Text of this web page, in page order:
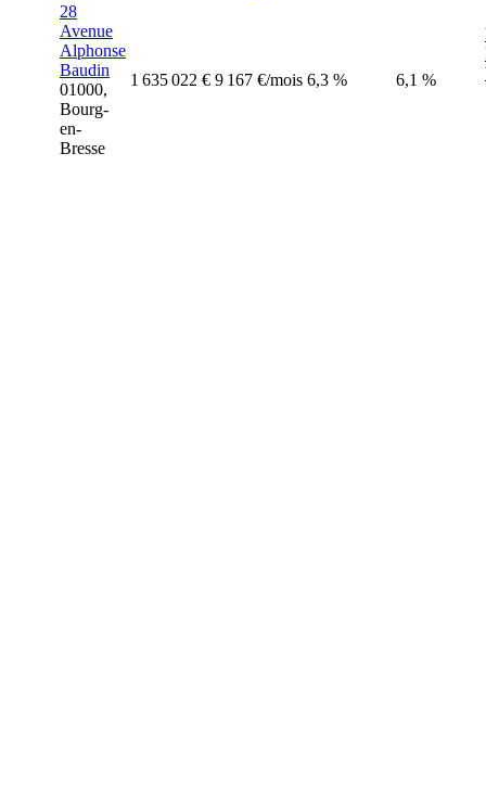
28
Avenue
Alphonse
Baudin
01000,
Bourg-
en-
Bresse
1 635 022 € 9 167 €/mois 6,3 % 6,1 %